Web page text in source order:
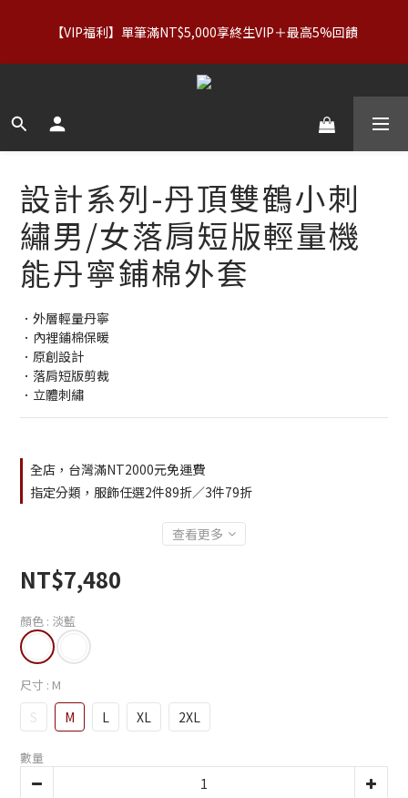
折｜內著：買二送二
【VIP福利】單筆滿NT$5,000享終生VIP＋最高5%回饋
【服飾優惠】設計系列正價商品＆Basics系列：2件89折／3件79
設計系列-丹頂雙鶴小刺
繡男/女落肩短版輕量機
能丹寧鋪棉外套
．外層輕量丹寧
．內裡鋪棉保暖
．原創設計
．落肩短版剪裁
．立體刺繡
全店，台灣滿NT2000元免運費
指定分類，服飾任選2件89折／3件79折
查看更多
NT$7,480
顏色 : 淡藍
尺寸 : M
S M L XL 2XL
數量